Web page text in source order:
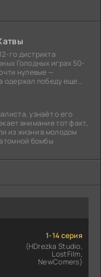
го дистрикта
Голодных играх 50-
нулевые —
одержал победу еще
узнаёт о его
внимание тот факт,
из жизни в молодом
бомбы
1-14 серия
(HDrezka Studio,
LostFilm,
NewComers)